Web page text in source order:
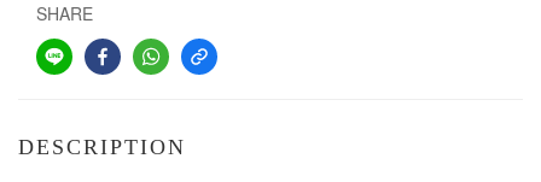
SHARE
DESCRIPTION